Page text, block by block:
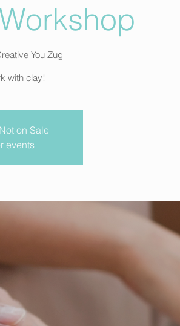
You Zug
with clay!
on Sale
events